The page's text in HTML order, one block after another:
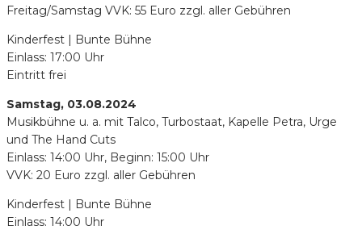
Freitag/Samstag VVK: 55 Euro zzgl. aller Gebühren
Kinderfest | Bunte Bühne
Einlass: 17:00 Uhr
Eintritt frei
Samstag, 03.08.2024
Musikbühne u. a. mit Talco, Turbostaat, Kapelle Petra, Urge
und The Hand Cuts
Einlass: 14:00 Uhr, Beginn: 15:00 Uhr
VVK: 20 Euro zzgl. aller Gebühren
Kinderfest | Bunte Bühne
Einlass: 14:00 Uhr